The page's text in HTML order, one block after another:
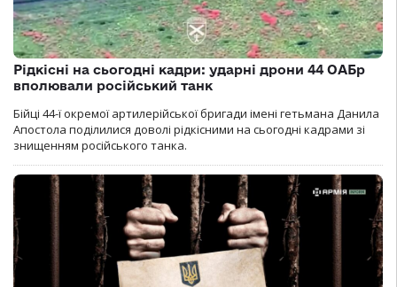
Рідкісні на сьогодні кадри: ударні дрони 44 ОАБр
вполювали російський танк
Бійці 44-ї окремої артилерійської бригади імені гетьмана Данила
Апостола поділилися доволі рідкісними на сьогодні кадрами зі
знищенням російського танка.